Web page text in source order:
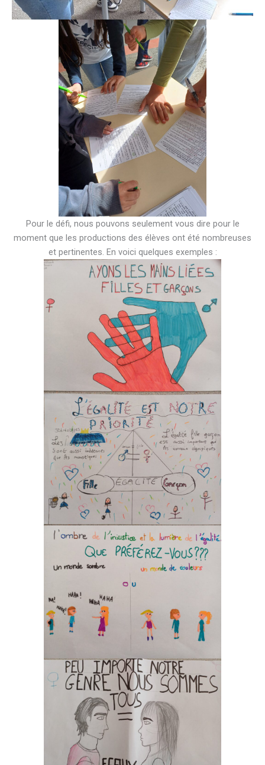
Pour le défi, nous pouvons seulement vous dire pour le
moment que les productions des élèves ont été nombreuses
et pertinentes. En voici quelques exemples :